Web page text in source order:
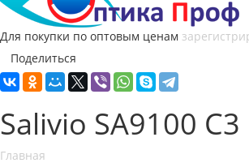
Для покупки по оптовым ценам
Поделиться
Salivio SA9100 C3
Главная